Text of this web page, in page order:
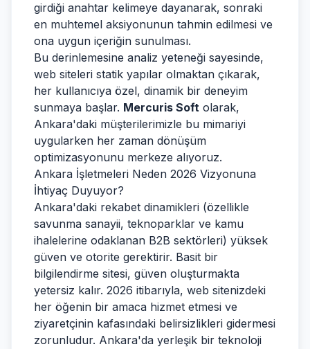
girdiği anahtar kelimeye dayanarak, sonraki
en muhtemel aksiyonunun tahmin edilmesi ve
ona uygun içeriğin sunulması.
Bu derinlemesine analiz yeteneği sayesinde,
web siteleri statik yapılar olmaktan çıkarak,
her kullanıcıya özel, dinamik bir deneyim
sunmaya başlar. Mercuris Soft olarak,
Ankara'daki müşterilerimizle bu mimariyi
uygularken her zaman dönüşüm
optimizasyonunu merkeze alıyoruz.
Ankara İşletmeleri Neden 2026 Vizyonuna
İhtiyaç Duyuyor?
Ankara'daki rekabet dinamikleri (özellikle
savunma sanayii, teknoparklar ve kamu
ihalelerine odaklanan B2B sektörleri) yüksek
güven ve otorite gerektirir. Basit bir
bilgilendirme sitesi, güven oluşturmakta
yetersiz kalır. 2026 itibarıyla, web sitenizdeki
her öğenin bir amaca hizmet etmesi ve
ziyaretçinin kafasındaki belirsizlikleri gidermesi
zorunludur. Ankara'da yerleşik bir teknoloji